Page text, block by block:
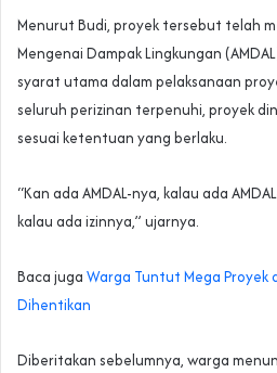
Menurut Budi, proyek tersebut telah
Mengenai Dampak Lingkungan
syarat utama dalam pelaksanaan
seluruh perizinan terpenuhi, proyek
sesuai ketentuan yang berlaku.
“Kan ada AMDAL-nya, kalau ada
kalau ada izinnya,” ujarnya.
Baca juga Warga Tuntut Mega Proyek
Dihentikan
Diberitakan sebelumnya, warga